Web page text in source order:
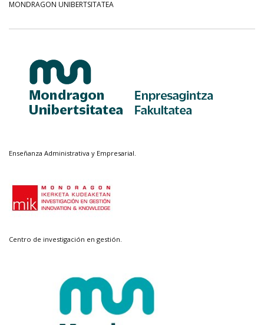
MONDRAGON UNIBERTSITATEA
Enseñanza Administrativa y Empresarial.
Centro de investigación en gestión.